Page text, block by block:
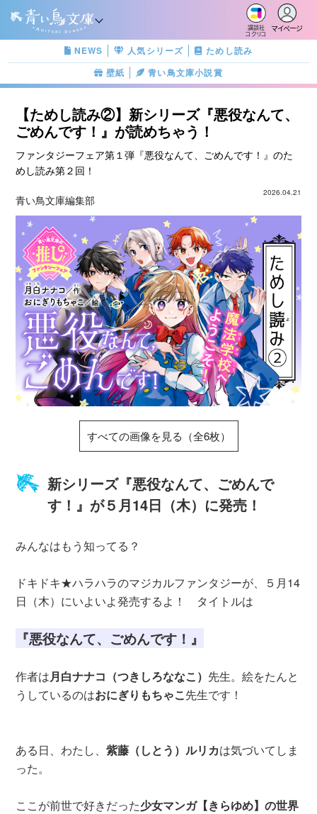
講談社
コクリコ
マイページ
NEWS 人気シリーズ
ためし読み
壁紙
青い鳥文庫小説賞
【ためし読み②】新シリーズ『悪役なんて、
ごめんです！』が読めちゃう！
ファンタジーフェア第１弾『悪役なんて、ごめんです！』のた
めし読み第２回！
2026.04.21
青い鳥文庫編集部
すべての画像を見る（全6枚）
新シリーズ『悪役なんて、ごめんで
す！』が５月14日（木）に発売！
みんなはもう知ってる？
ドキドキ★ハラハラのマジカルファンタジーが、５月14
日（木）にいよいよ発売するよ！ タイトルは
『悪役なんて、ごめんです！』
作者は月白ナナコ（つきしろななこ） 先生。絵をたんと
うしているのはおにぎりもちゃこ先生です！
ある日、わたし、紫藤（しとう）ルリカは気づいてしま
った。
ここが前世で好きだった少女マンガ【きらゆめ】の世界